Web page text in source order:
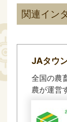
関連イン
JAタウ
全国の農
農が運営